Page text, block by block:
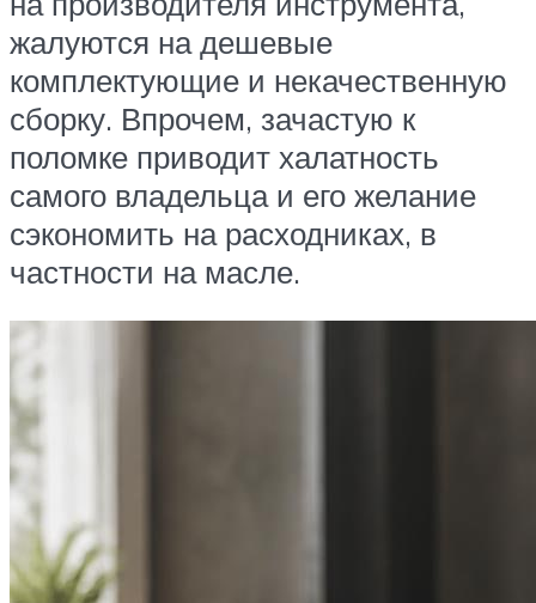
жалуются на дешевые
комплектующие и некачественную
сборку. Впрочем, зачастую к
поломке приводит халатность
самого владельца и его желание
сэкономить на расходниках, в
частности на масле.